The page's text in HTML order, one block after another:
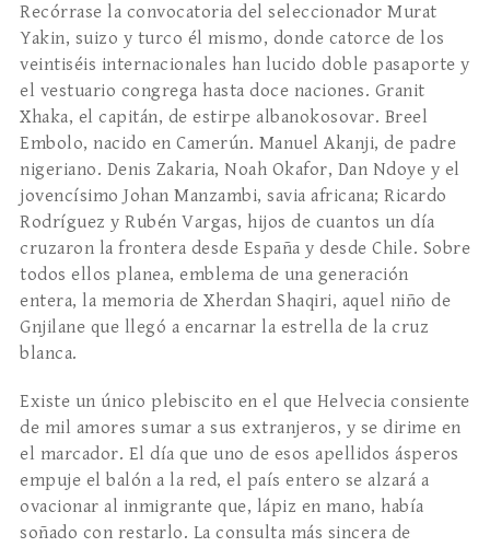
Recórrase la convocatoria del seleccionador Murat
Yakin, suizo y turco él mismo, donde catorce de los
veintiséis internacionales han lucido doble pasaporte y
el vestuario congrega hasta doce naciones. Granit
Xhaka, el capitán, de estirpe albanokosovar. Breel
Embolo, nacido en Camerún. Manuel Akanji, de padre
nigeriano. Denis Zakaria, Noah Okafor, Dan Ndoye y el
jovencísimo Johan Manzambi, savia africana; Ricardo
Rodríguez y Rubén Vargas, hijos de cuantos un día
cruzaron la frontera desde España y desde Chile. Sobre
todos ellos planea, emblema de una generación
entera, la memoria de Xherdan Shaqiri, aquel niño de
Gnjilane que llegó a encarnar la estrella de la cruz
blanca.
Existe un único plebiscito en el que Helvecia consiente
de mil amores sumar a sus extranjeros, y se dirime en
el marcador. El día que uno de esos apellidos ásperos
empuje el balón a la red, el país entero se alzará a
ovacionar al inmigrante que, lápiz en mano, había
soñado con restarlo. La consulta más sincera de